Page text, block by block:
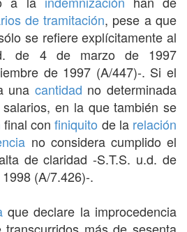
de tramitación, pese a que
se refiere explícitamente al
de 4 de marzo de 1997
de 1997 (A/447)-. Si el
una cantidad no determinada
en la que también se
final confiniquito de la relación
no considera cumplido el
de claridad -S.T.S. u.d. de
(A/7.426)-.
que declare la improcedencia
transcurridos más de sesenta